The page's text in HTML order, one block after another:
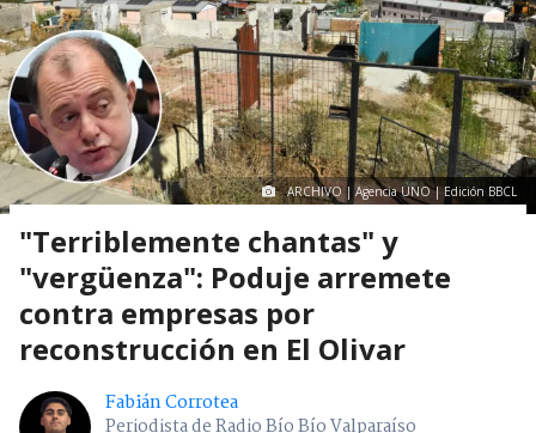
ARCHIVO | Agencia UNO | Edición BBCL
"Terriblemente chantas" y
"vergüenza": Poduje arremete
contra empresas por
reconstrucción en El Olivar
Fabián Corrotea